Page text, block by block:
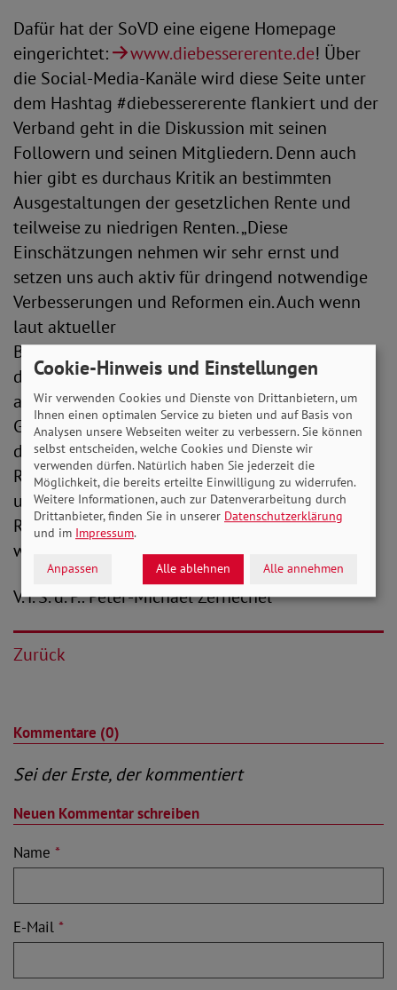
Dafür hat der SoVD eine eigene Homepage
eingerichtet:
www.diebessererente.de! Über
die Social-Media-Kanäle wird diese Seite unter
dem Hashtag #diebessererente flankiert und der
Verband geht in die Diskussion mit seinen
Followern und seinen Mitgliedern. Denn auch
hier gibt es durchaus Kritik an bestimmten
Ausgestaltungen der gesetzlichen Rente und
teilweise zu niedrigen Renten. „Diese
Einschätzungen nehmen wir sehr ernst und
setzen uns auch aktiv für dringend notwendige
Verbesserungen und Reformen ein. Auch wenn
laut aktueller
Bevölkerungsvorausberechnung die
demographische Belastung weniger schwer
ausfallen wird, stellt unsere älterwerdende
Gesellschaft natürlich eine Herausforderung
dar. Aber wir sagen auch: die umlagefinanzierte
Rente, wie wir sie haben, ist sozial, solidarisch
und sicher. Der größte Nachteil der gesetzlichen
Rente ist ihr schlechtes Image - und das wollen
wir jetzt ändern“, so Michaela Engelmeier.
V. i. S. d. P.: Peter-Michael Zernechel
Zurück
Kommentare (0)
Sei der Erste, der kommentiert
Neuen Kommentar schreiben
Name *
E-Mail *
Cookie-Hinweis und Einstellungen
Wir verwenden Cookies und Dienste von Drittanbietern, um
Ihnen einen optimalen Service zu bieten und auf Basis von
Analysen unsere Webseiten weiter zu verbessern. Sie können
selbst entscheiden, welche Cookies und Dienste wir
verwenden dürfen. Natürlich haben Sie jederzeit die
Möglichkeit, die bereits erteilte Einwilligung zu widerrufen.
Weitere Informationen, auch zur Datenverarbeitung durch
Drittanbieter, finden Sie in unserer Datenschutzerklärung
und im Impressum.
Anpassen Alle ablehnen Alle annehmen